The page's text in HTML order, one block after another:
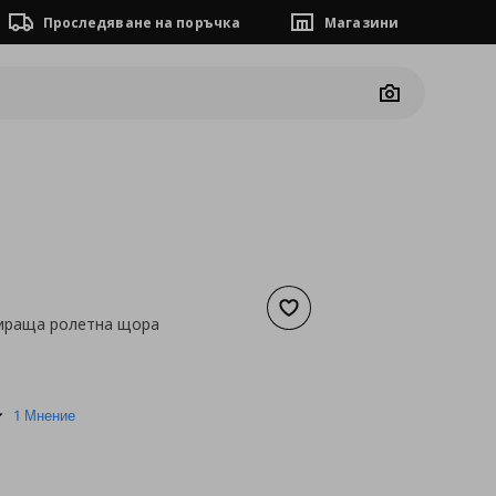
Проследяване на поръчка Магазини
Camera
Добави към списъка с
ролетна щора
5.01 Мнение